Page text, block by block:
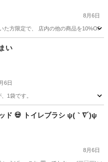
8月6日
た方限定で、 店内の他の商品を
い
6日
1袋です。
トイレブラシ ψ(｀∇´)ψ
8月6日